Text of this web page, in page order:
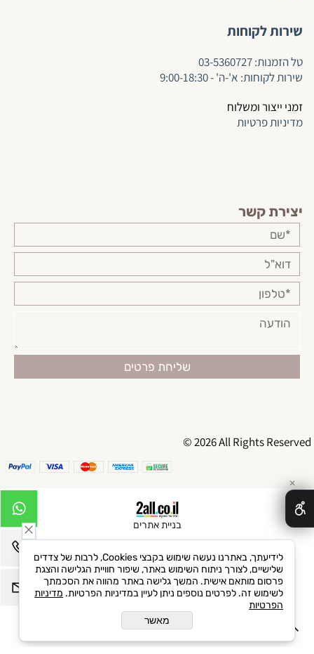
שירות לקוחות
טל הזמנות:03-5360727
שירות לקוחות: א'-ה' - 9:00-18:30
זמני ייצור ומשלוח
מדיניות פרטיות
יצירת קשר
© 2026 All Rights Reserved
בניית אתרים
✕
לידיעתך, באתרנו נעשה שימוש בקבצי Cookies, לרבות של צדדים
שלישיים, לצורך ניתוח השימוש באתר, שיפור חוויית הגלישה והצגת
פרסום מותאם אישית. המשך גלישה באתר מהווה את הסכמתך
לשימוש זה. לפרטים נוספים ניתן לעיין במדיניות הפרטיות. מדיניות
הפרטיות
מאשר